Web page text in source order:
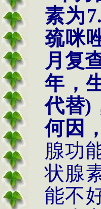
素为
巯咪
月复
年，
代替)
何因
腺功
状腺
能不